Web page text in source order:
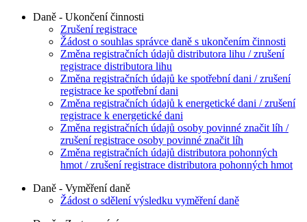
Daně - Ukončení činnosti
Zrušení registrace
Žádost o souhlas správce daně s ukončením činnosti
Změna registračních údajů distributora lihu / zrušení
registrace distributora lihu
Změna registračních údajů ke spotřební dani / zrušení
registrace ke spotřební dani
Změna registračních údajů k energetické dani / zrušení
registrace k energetické dani
Změna registračních údajů osoby povinné značit líh /
zrušení registrace osoby povinné značit líh
Změna registračních údajů distributora pohonných
hmot / zrušení registrace distributora pohonných hmot
Daně - Vyměření daně
Žádost o sdělení výsledku vyměření daně